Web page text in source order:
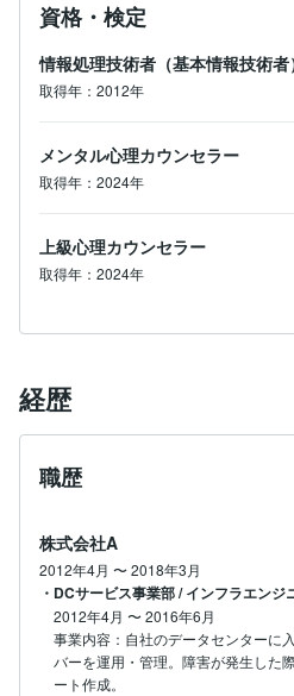
資格・検定
情報処理技術者（基本情報技術者
取得年：2012年
メンタル心理カウンセラー
取得年：2024年
上級心理カウンセラー
取得年：2024年
経歴
職歴
株式会社A
2012年4月 〜2018年3月
・DCサービス事業部 / インフラエンジ
2012年4月 〜2016年6月
事業内容：自社のデータセンターに
バーを運用・管理。障害が発生した
ート作成。